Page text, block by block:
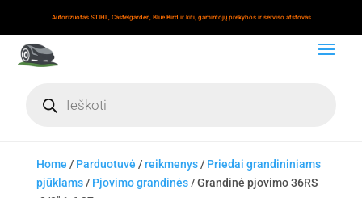
Autorizuotas STIHL, Castelgarden, Blue Bird ir kitų gamintojų prekybos ir serviso atstovas
search
Home / Parduotuvė /reikmenys/ Priedai grandininiams
pjūklams/ Pjovimo grandinės/ Grandinė pjovimo 36RS